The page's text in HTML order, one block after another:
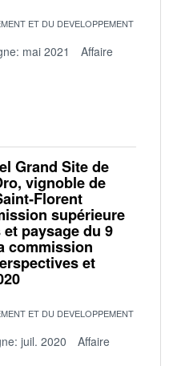
ET DU DEVELOPPEMENT
mai 2021
Affaire
Grand Site de
vignoble de
supérieure
paysage du 9
commission
et
ET DU DEVELOPPEMENT
juil. 2020
Affaire